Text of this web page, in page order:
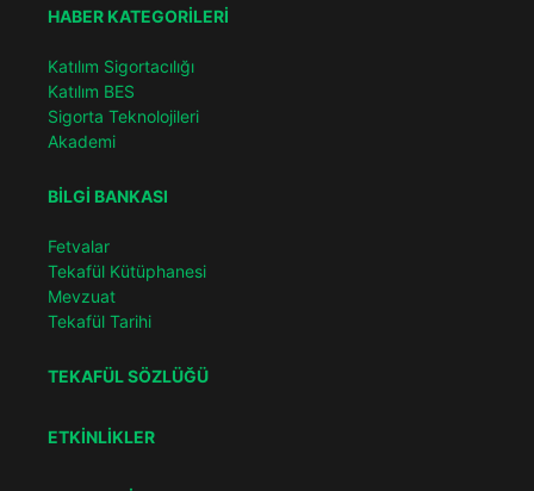
HABER KATEGORİLERİ
Katılım Sigortacılığı
Katılım BES
Sigorta Teknolojileri
Akademi
BİLGİ BANKASI
Fetvalar
Tekafül Kütüphanesi
Mevzuat
Tekafül Tarihi
TEKAFÜL SÖZLÜĞÜ
ETKİNLİKLER